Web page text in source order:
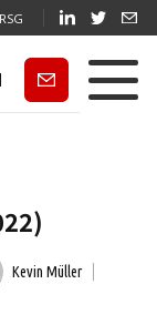
Newsletter
Kevin Müller